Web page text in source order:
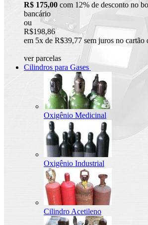
R$ 175,00 com 12% de desconto no
bancário
ou
R$198,86
em 5x de R$39,77 sem juros no cartão
ver parcelas
Cilindros para Gases
Oxigênio Medicinal
Oxigênio Industrial
Cilindro Acetileno